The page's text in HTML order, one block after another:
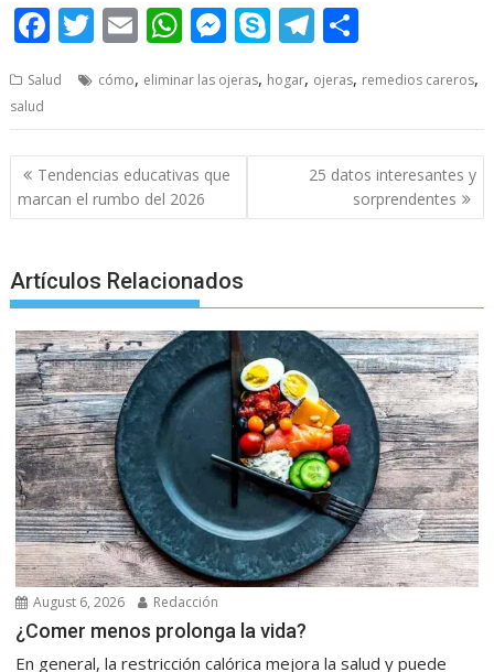
F
e
b
o
o
T
itt
er
E
ai
l
W
at
s
A
p
M
ss
e
n
S
y
p
e
T
e
gr
a
ar
e
Salud cómo, eliminar las ojeras, hogar, ojeras, remedios careros,
salud
Post
navigation
Tendencias educativas que
marcan el rumbo del 2026
25 datos interesantes y
sorprendentes
Artículos Relacionados
August 6, 2026 Redacción
¿Comer menos prolonga la vida?
En general, la restricción calórica mejora la salud y puede